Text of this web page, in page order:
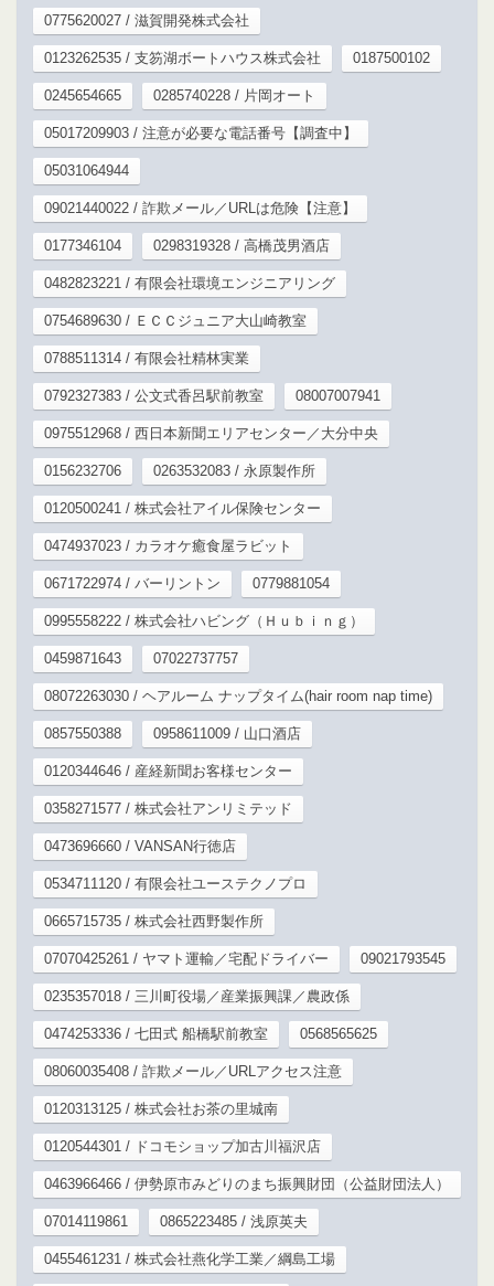
0775620027 / 滋賀開発株式会社
0123262535 / 支笏湖ボートハウス株式会社 0187500102
0245654665 0285740228 / 片岡オート
05017209903 / 注意が必要な電話番号【調査中】
05031064944
09021440022 / 詐欺メール／URLは危険【注意】
0177346104 0298319328 / 高橋茂男酒店
0482823221 / 有限会社環境エンジニアリング
0754689630 / ＥＣＣジュニア大山崎教室
0788511314 / 有限会社精林実業
0792327383 / 公文式香呂駅前教室 08007007941
0975512968 / 西日本新聞エリアセンター／大分中央
0156232706 0263532083 / 永原製作所
0120500241 / 株式会社アイル保険センター
0474937023 / カラオケ癒食屋ラビット
0671722974 / バーリントン 0779881054
0995558222 / 株式会社ハビング（Ｈｕｂｉｎｇ）
0459871643 07022737757
08072263030 / ヘアルーム ナップタイム(hair room nap time)
0857550388 0958611009 / 山口酒店
0120344646 / 産経新聞お客様センター
0358271577 / 株式会社アンリミテッド
0473696660 / VANSAN行徳店
0534711120 / 有限会社ユーステクノプロ
0665715735 / 株式会社西野製作所
07070425261 / ヤマト運輸／宅配ドライバー 09021793545
0235357018 / 三川町役場／産業振興課／農政係
0474253336 / 七田式 船橋駅前教室 0568565625
08060035408 / 詐欺メール／URLアクセス注意
0120313125 / 株式会社お茶の里城南
0120544301 / ドコモショップ加古川福沢店
0463966466 / 伊勢原市みどりのまち振興財団（公益財団法人）
07014119861 0865223485 / 浅原英夫
0455461231 / 株式会社燕化学工業／綱島工場